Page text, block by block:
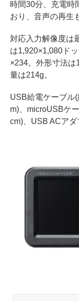
時間30分、充電時
おり、音声の再生
対応入力解像度は
は1,920×1,080ド
×234。外形寸法は
量は214g。
USB給電ケーブル
m)、microUSBケ
cm)、USB ACアダ